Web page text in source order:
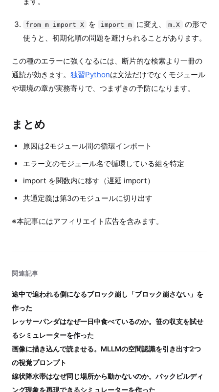
from m import X を import m に変え、 m.X
の形で
使うと、初期化順の問題を避けられることがあります。
この種のエラーに強くなるには、断片的な検索より一冊の
通読が効きます。 独習Pythonは文法だけでなくモジュール
や環境の章が実務寄りで、つまずきの予防になります。
まとめ
原因は2モジュール間の循環インポート
エラー文のモジュール名で循環している組を特定
import を関数内に移す（遅延 import）
共通定義は第3のモジュールに切り出す
※本記事にはアフィリエイト広告を含みます。
関連記事
途中で追われる側になるブロック崩し「ブロック崩さない」を
作った
レッサーパンダはなぜ一日中食べているのか。笹の収支を試せ
るシミュレーターを作った
画像に描き込んで読ませる。MLLMの空間認識を引き出す2つ
の視覚プロンプト
線状降水帯はなぜ同じ場所から動かないのか。バックビルディ
ング現象を再現できるシミュレーターを作った